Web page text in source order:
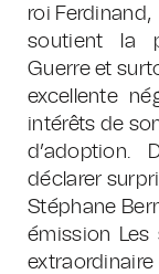
roi Ferdinand,
soutient la
Guerre et
excellente
intérêts de
déclarer
Stéphane
émission Les
extraordinaire